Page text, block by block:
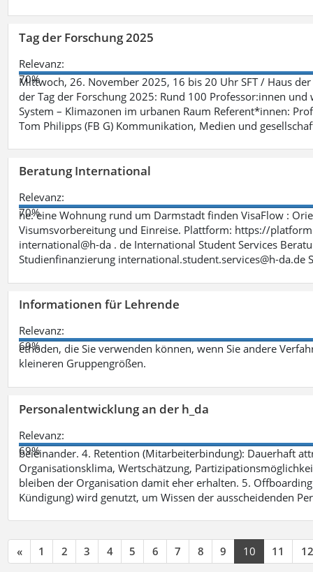
Tag der Forschung 2025
Relevanz:
70%
Mittwoch, 26. November 2025, 16 bis 20 Uhr SFT / Haus
der Tag der Forschung 2025: Rund 100 Professor:innen
System – Klimazonen im urbanen Raum Referent*innen:
Tom Philipps (FB G) Kommunikation, Medien und
Beratung International
Relevanz:
70%
he: eine Wohnung rund um Darmstadt finden VisaFlow :
Visumsvorbereitung und Einreise. Plattform: https://
international@h-da . de International Student Services
Studienfinanzierung international.student.services@h-da.de
Informationen für Lehrende
Relevanz:
69%
ethoden, die Sie verwenden können, wenn Sie andere
kleineren Gruppengrößen.
Personalentwicklung an der h_da
Relevanz:
69%
beieinander. 4. Retention (Mitarbeiterbindung): Dauerhaft
Organisationsklima, Wertschätzung,
bleiben der Organisation damit eher erhalten. 5.
Kündigung) wird genutzt, um Wissen der ausscheidenden
« 1 2 3 4 5 6 7 8 9 10 11 12